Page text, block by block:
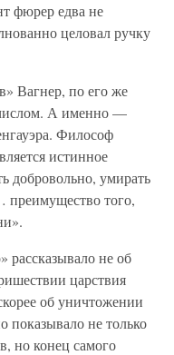
фюрер едва не
целовал ручку
Вагнер, по его же
А именно —
Философ
истинное
добровольно, умирать
преимущество того,
рассказывало не об
царствия
об уничтожении
показывало не только
но конец самого